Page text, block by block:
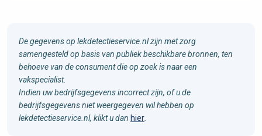
De gegevens op lekdetectieservice.nl zijn met zorg
samengesteld op basis van publiek beschikbare bronnen, ten
behoeve van de consument die op zoek is naar een
vakspecialist.
Indien uw bedrijfsgegevens incorrect zijn, of u de
bedrijfsgegevens niet weergegeven wil hebben op
lekdetectieservice.nl, klikt u dan hier